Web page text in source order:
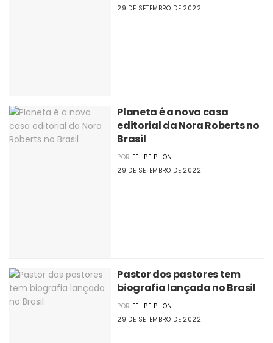
29 DE SETEMBRO DE 2022
Planeta é a nova casa
editorial da Nora Roberts no
Brasil
POR FELIPE PILON
29 DE SETEMBRO DE 2022
Pastor dos pastores tem
biografia lançada no Brasil
POR FELIPE PILON
29 DE SETEMBRO DE 2022